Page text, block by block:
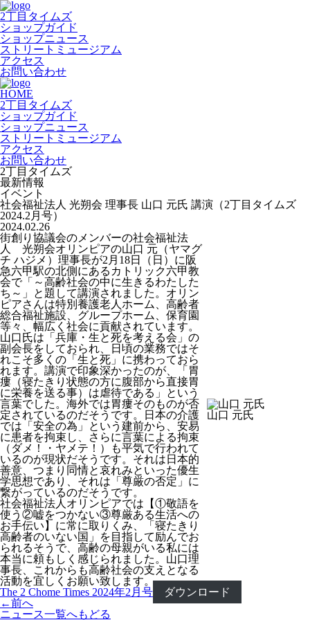
2丁目タイムズ
ショップガイド
ショップニュース
ストリートミュージアム
アクセス
お問い合わせ
HOME
2丁目タイムズ
ショップガイド
ショップニュース
ストリートミュージアム
アクセス
お問い合わせ
2丁目タイムズ
最新情報
イベント
社会福祉法人 光朔会 理事長 山口 元氏 講演（2丁目タイムズ
2024.2月号）
2024.02.26
街創り協議会のメンバーの社会福祉法
人 光朔会オリンピアの山口 元（ヤマグ
チ ハジメ）理事長が2月18日（日）に阪
急六甲駅の北側にあるカトリック六甲教
会で「～高齢社会の中に生きるわたした
ち～」と題して講演されました。オリン
ピアさんは特別養護老人ホーム、高齢者
総合福祉施設、グループホーム、保育園
等々、幅広く社会に貢献されています。
山口氏は「兵庫・生と死を考える会」の
副会長をしておられ、日頃の業務ではそ
れこそ多くの「生と死」に携わっておら
れます。講演で印象深かったのが、「胃
瘻（寝たきり状態の方に腹部から直接胃
に栄養を送る事）は虐待である」という
言葉でした。海外では胃瘻そのものが否
定されているのだそうです。日本の介護
では「安全の為」という建前から、安易
に患者を拘束し、さらに言葉による拘束
（ダメ！・ヤメテ！）も平気で行われて
いるのが現状だそうです。それは日本的
善意、つまり同情と哀れみといった優生
学思想であり、それは「尊厳の否定」に
繋がっているのだそうです。
社会福祉法人オリンピアでは【①敬語を
使う②嘘をつかない③尊厳ある生活への
お手伝い】に常に取りくみ、「寝たきり
高齢者のいない国」を目指して励んでお
られるそうで、高齢の母親がいる私には
本当に頼もしく感じられました。山口理
事長、これからも高齢社会の支えとなる
活動を宜しくお願い致します。
山口 元氏
The 2 Chome Times 2024年2月号
ダウンロード
←前へ
ニュース一覧へもどる